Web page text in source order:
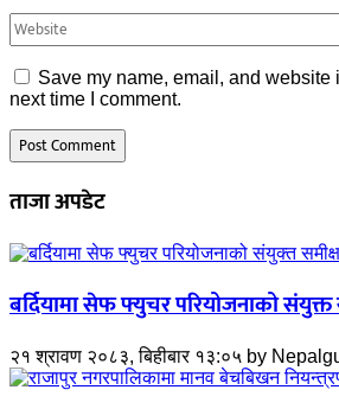
Save my name, email, and website
next time I comment.
ताजा अपडेट
बर्दियामा सेफ फ्युचर परियोजनाको संयुक्त
२१ श्रावण २०८३, बिहीबार १३:०५ by